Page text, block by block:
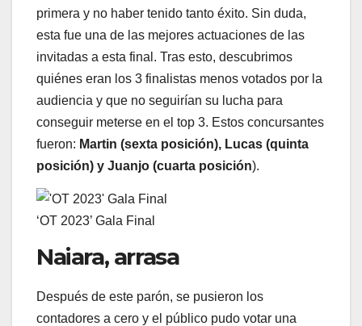
primera y no haber tenido tanto éxito. Sin duda,
esta fue una de las mejores actuaciones de las
invitadas a esta final. Tras esto, descubrimos
quiénes eran los 3 finalistas menos votados por la
audiencia y que no seguirían su lucha para
conseguir meterse en el top 3. Estos concursantes
fueron: Martin (sexta posición), Lucas (quinta
posición) y Juanjo (cuarta posición).
‘OT 2023’ Gala Final
Naiara, arrasa
Después de este parón, se pusieron los
contadores a cero y el público pudo votar una